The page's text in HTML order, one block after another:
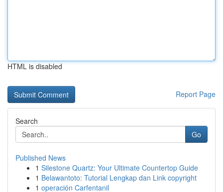
HTML is disabled
Report Page
Search
Go
Published News
1 Silestone Quartz: Your Ultimate Countertop Guide
1 Belawantoto: Tutorial Lengkap dan Link copyright
1 operación Carfentanil